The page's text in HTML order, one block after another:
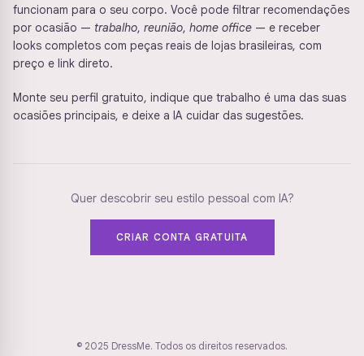
funcionam para o seu corpo. Você pode filtrar recomendações
por ocasião — trabalho, reunião, home office — e receber
looks completos com peças reais de lojas brasileiras, com
preço e link direto.
Monte seu perfil gratuito, indique que trabalho é uma das suas
ocasiões principais, e deixe a IA cuidar das sugestões.
Quer descobrir seu estilo pessoal com IA?
CRIAR CONTA GRATUITA
© 2025 DressMe. Todos os direitos reservados.